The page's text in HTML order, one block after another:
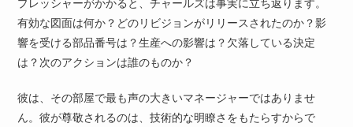
有効な図面は何か？どのリビジョンがリリースされたのか？影
響を受ける部品番号は？生産への影響は？欠落している決定
は？次のアクションは誰のものか？
彼は、その部屋で最も声の大きいマネージャーではありませ
ん。彼が尊敬されるのは、技術的な明瞭さをもたらすからで